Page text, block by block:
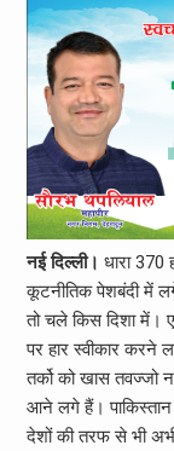
नई दिल्ली। धारा
कूटनीतिक पेशबंदी में
तो चले किस दिशा में।
पर हार स्वीकार करने
तर्को को खास तवज्जो
आने लगे हैं। पाकिस्तान
देशों की तरफ से भी